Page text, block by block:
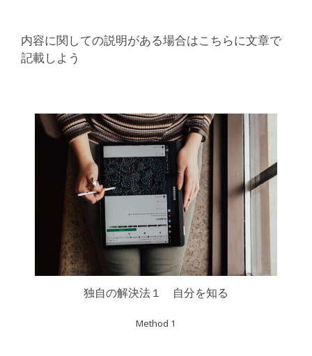
内容に関しての説明がある場合はこちらに文章で
記載しよう
独自の解決法１ 自分を知る
Method 1